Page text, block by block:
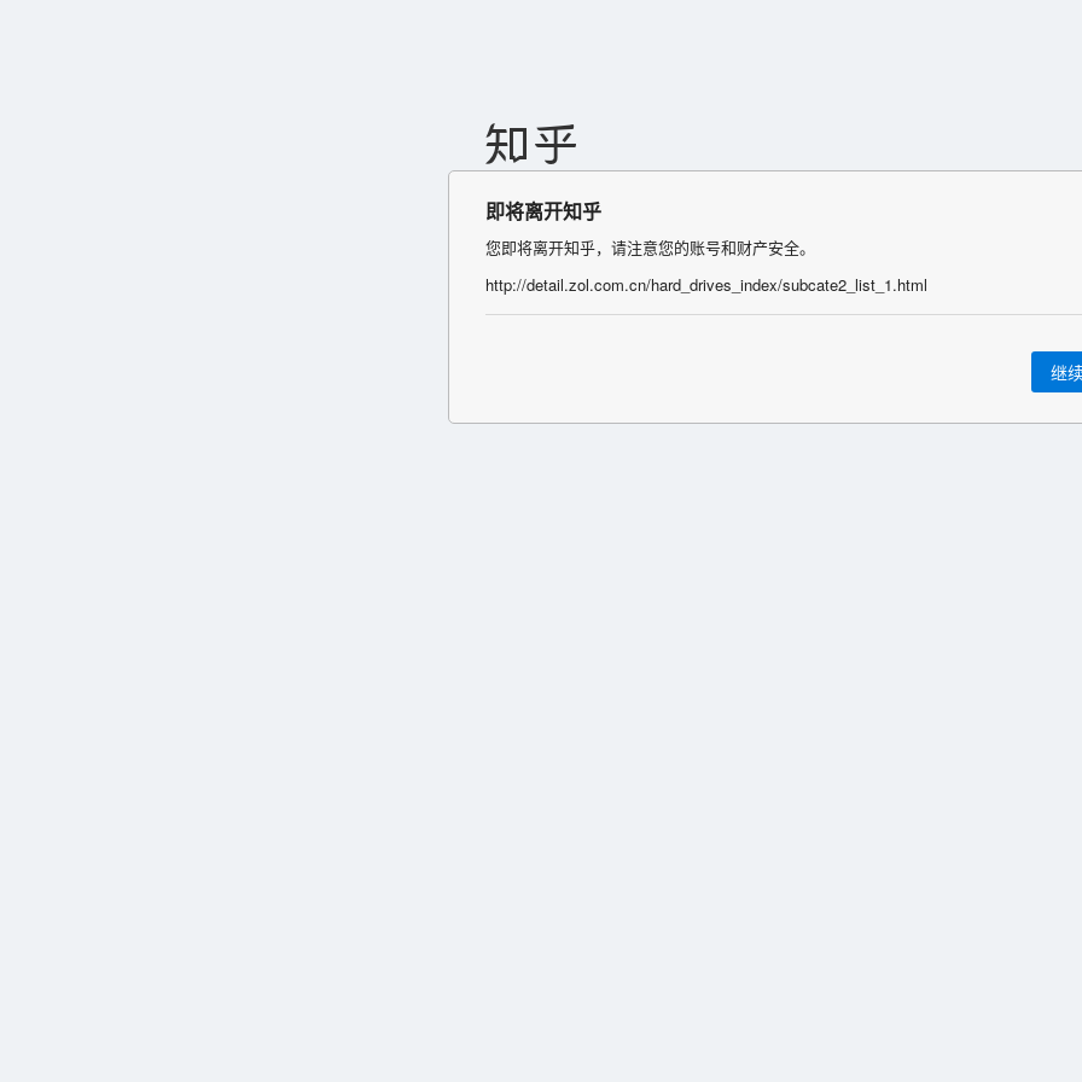
即将离开知乎
您即将离开知乎，请注意您的账号和财产安全。
http://detail.zol.com.cn/hard_drives_index/subcate2_list_1.html
继